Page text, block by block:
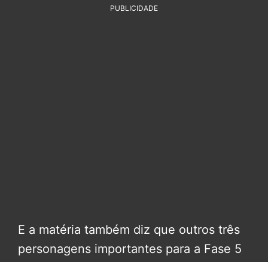
PUBLICIDADE
E a matéria também diz que outros três
personagens importantes para a Fase 5